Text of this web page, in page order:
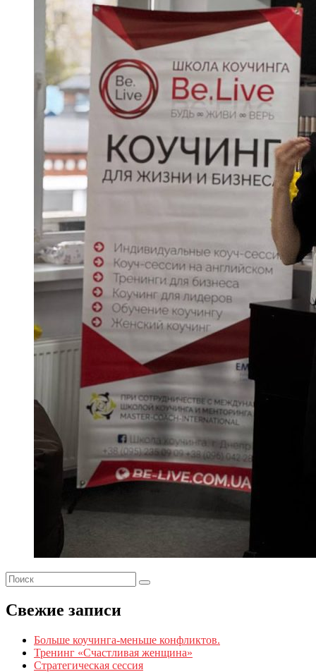
Свежие записи
Больше коучинга-меньше конфликтов.
Тренинг «Счастливая женщина»
Стратегическая сессия